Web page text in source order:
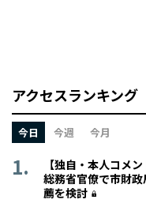
アクセスランキング
今日 今週 今月
【独自・本人コメ
総務省官僚で市財
薦を検討